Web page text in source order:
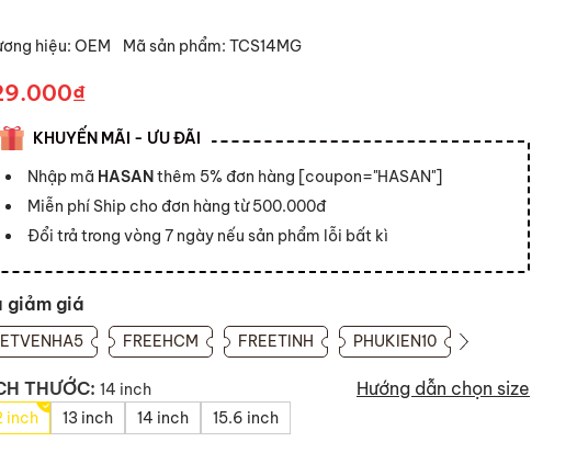
hiệu: OEM Mã sản phẩm: TCS14MG
KHUYẾN MÃI - ƯU ĐÃI
Nhập mã HASANthêm 5% đơn hàng [coupon="HASAN"]
Miễn phí Ship cho đơn hàng từ 500.000đ
Đổi trả trong vòng 7 ngày nếu sản phẩm lỗi bất kì
giảm giá
FREEHCM FREETINH PHUKIEN10
THƯỚC: 14 inch Hướng dẫn chọn size
inch 13 inch 14 inch 15.6 inch